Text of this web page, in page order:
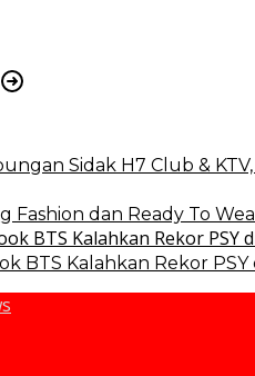
Sidak H7 Club &
Fashion dan Ready To
BTS Kalahkan Rekor